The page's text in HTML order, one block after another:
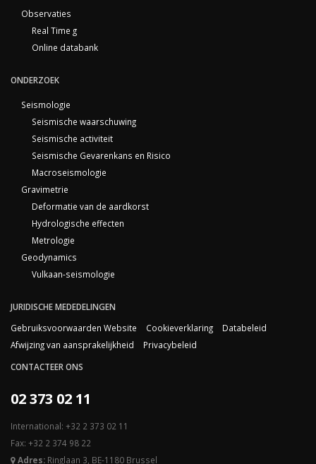
Observaties
Real Time g
Online databank
ONDERZOEK
Seismologie
Seismische waarschuwing
Seismische activiteit
Seismische Gevarenkans en Risico
Macroseismologie
Gravimetrie
Deformatie van de aardkorst
Hydrologische effecten
Metrologie
Geodynamics
Vulkaan-seismologie
JURIDISCHE MEDEDELINGEN
Gebruiksvoorwaarden Website
Cookieverklaring
Databeleid
Afwijzing van aansprakelijkheid
Privacybeleid
CONTACTEER ONS
02 373 02 11
International: +32 2 373 02 11
Fax: +32 2 374 98 22
Adres: Ringlaan 3, BE-1180 Brussel